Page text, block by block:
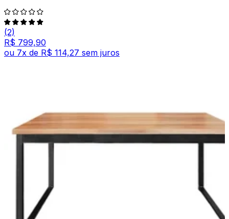
(2)
R$ 799,90
ou 7x de R$ 114,27 sem juros